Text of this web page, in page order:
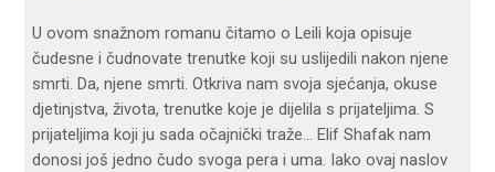
U ovom snažnom romanu čitamo o Leili koja opisuje
čudesne i čudnovate trenutke koji su uslijedili nakon njene
smrti. Da, njene smrti. Otkriva nam svoja sjećanja, okuse
djetinjstva, života, trenutke koje je dijelila s prijateljima. S
prijateljima koji ju sada očajnički traže… Elif Shafak nam
donosi još jedno čudo svoga pera i uma. Iako ovaj naslov